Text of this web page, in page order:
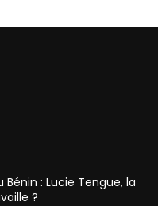
Bénin : Lucie Tengue, la
?